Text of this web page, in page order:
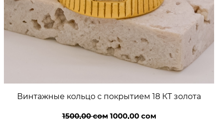
Винтажные кольцо с покрытием 18 КТ золота
1500,00сом Первоначальная
1000,00 сомТекущая